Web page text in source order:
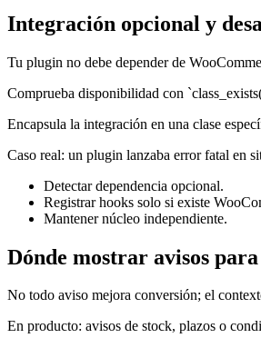
Integración opcional y
Tu plugin no debe depender de
Comprueba disponibilidad con
Encapsula la integración en una clase
Caso real: un plugin lanzaba error fatal en
Detectar dependencia opcional.
Registrar hooks solo si existe
Mantener núcleo independiente.
Dónde mostrar avisos
No todo aviso mejora conversión; el
En producto: avisos de stock, plazos o